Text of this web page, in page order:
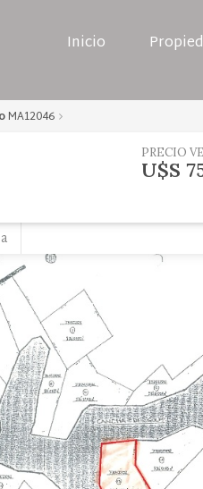
Inicio
MA12046
PRECIO
U$S